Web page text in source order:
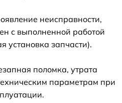
неисправности,
с выполненной работой
установка запчасти).
поломка, утрата
параметрам при